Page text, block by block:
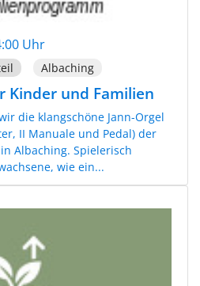
Uhr
Albaching
Kinder und Familien
die klangschöne Jann-Orgel
II Manuale und Pedal) der
Albaching. Spielerisch
wie ein...